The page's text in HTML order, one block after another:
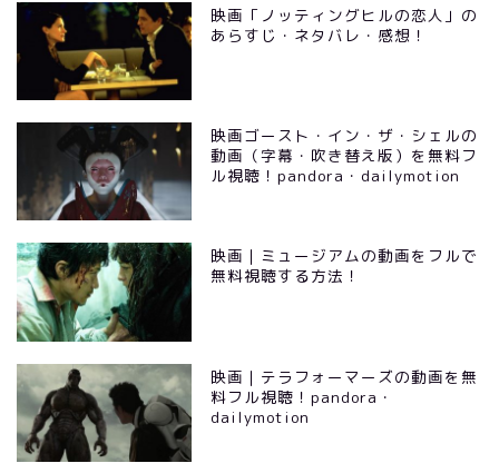
映画「ノッティングヒルの恋人」の
あらすじ・ネタバレ・感想！
映画ゴースト・イン・ザ・シェルの
動画（字幕・吹き替え版）を無料フ
ル視聴！pandora・dailymotion
映画｜ミュージアムの動画をフルで
無料視聴する方法！
映画｜テラフォーマーズの動画を無
料フル視聴！pandora・
dailymotion